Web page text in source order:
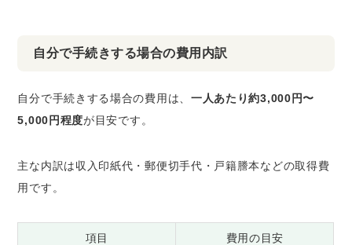
自分で手続きする場合の費用内訳
自分で手続きする場合の費用は、 一人あたり約3,000円〜
5,000円程度が目安です。
主な内訳は収入印紙代・郵便切手代・戸籍謄本などの取得費
用です。
項目 費用の目安